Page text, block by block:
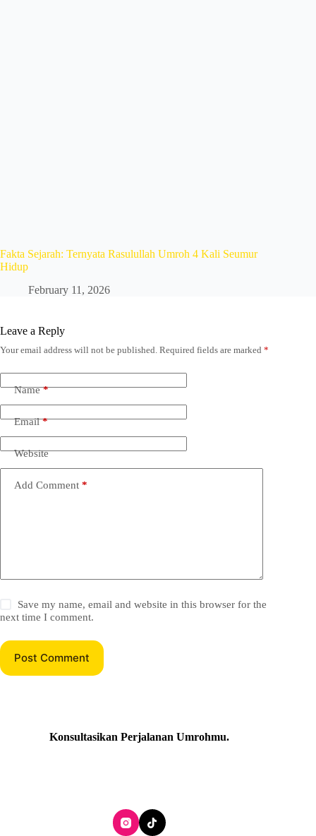
Fakta Sejarah: Ternyata Rasulullah Umroh 4 Kali Seumur
Hidup
February 11, 2026
Leave a Reply
Your email address will not be published. Required fields are marked *
Name*
Email*
Website
Add Comment *
Save my name, email and website in this browser for the
next time I comment.
Post Comment
Konsultasikan Perjalanan Umrohmu.